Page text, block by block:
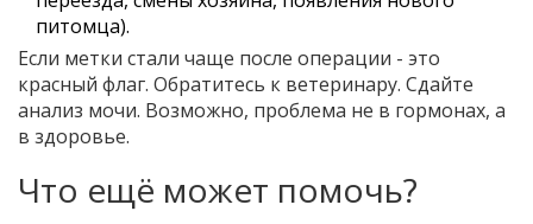
питомца).
Если метки стали чаще после операции - это
красный флаг. Обратитесь к ветеринару. Сдайте
анализ мочи. Возможно, проблема не в гормонах, а
в здоровье.
Что ещё может помочь?